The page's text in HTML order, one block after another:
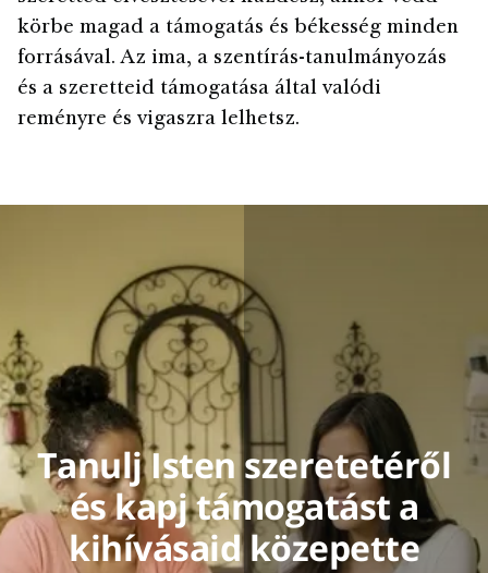
körbe magad a támogatás és békesség minden
forrásával. Az ima, a szentírás-tanulmányozás
és a szeretteid támogatása által valódi
reményre és vigaszra lelhetsz.
Tanulj Isten szeretetéről
és kapj támogatást a
kihívásaid közepette